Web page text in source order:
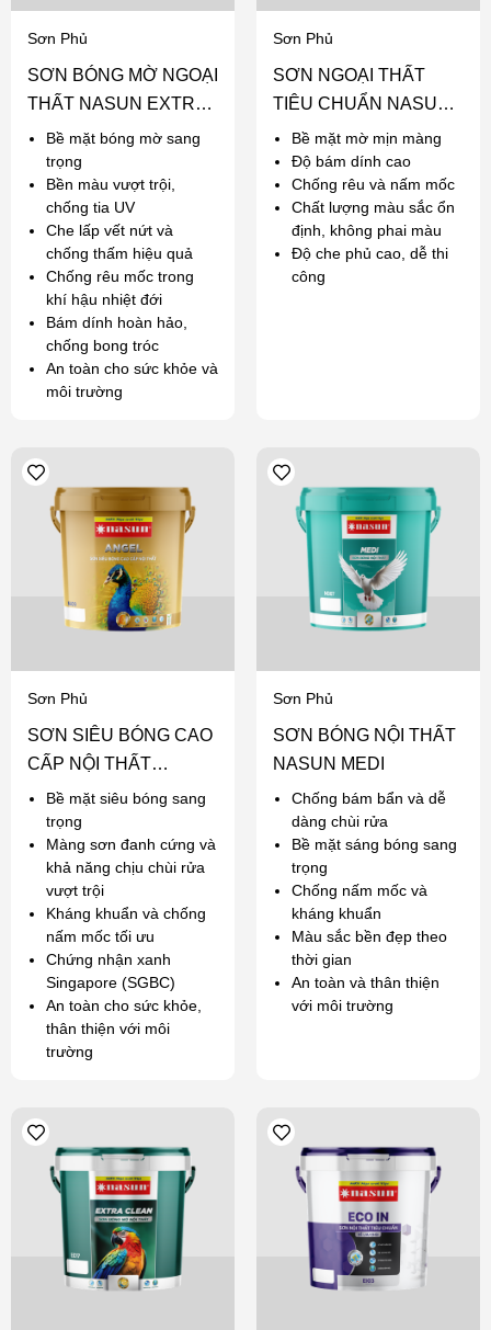
Sơn Phủ
SƠN BÓNG MỜ NGOẠI
THẤT NASUN EXTRA
PROTECT
Bề mặt bóng mờ sang
trọng
Bền màu vượt trội,
chống tia UV
Che lấp vết nứt và
chống thấm hiệu quả
Chống rêu mốc trong
khí hậu nhiệt đới
Bám dính hoàn hảo,
chống bong tróc
An toàn cho sức khỏe và
môi trường
Sơn Phủ
SƠN NGOẠI THẤT
TIÊU CHUẨN NASUN
ECO EX
Bề mặt mờ mịn màng
Độ bám dính cao
Chống rêu và nấm mốc
Chất lượng màu sắc ổn
định, không phai màu
Độ che phủ cao, dễ thi
công
Sơn Phủ
SƠN SIÊU BÓNG CAO
CẤP NỘI THẤT
NASUN ANGEL
Bề mặt siêu bóng sang
trọng
Màng sơn đanh cứng và
khả năng chịu chùi rửa
vượt trội
Kháng khuẩn và chống
nấm mốc tối ưu
Chứng nhận xanh
Singapore (SGBC)
An toàn cho sức khỏe,
thân thiện với môi
trường
Sơn Phủ
SƠN BÓNG NỘI THẤT
NASUN MEDI
Chống bám bẩn và dễ
dàng chùi rửa
Bề mặt sáng bóng sang
trọng
Chống nấm mốc và
kháng khuẩn
Màu sắc bền đẹp theo
thời gian
An toàn và thân thiện
với môi trường